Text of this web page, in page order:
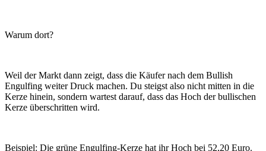
Warum dort?
Weil der Markt dann zeigt, dass die Käufer nach dem Bullish
Engulfing weiter Druck machen. Du steigst also nicht mitten in die
Kerze hinein, sondern wartest darauf, dass das Hoch der bullischen
Kerze überschritten wird.
Beispiel: Die grüne Engulfing-Kerze hat ihr Hoch bei 52,20 Euro.